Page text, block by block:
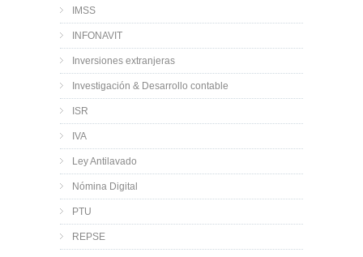
IMSS
INFONAVIT
Inversiones extranjeras
Investigación & Desarrollo contable
ISR
IVA
Ley Antilavado
Nómina Digital
PTU
REPSE